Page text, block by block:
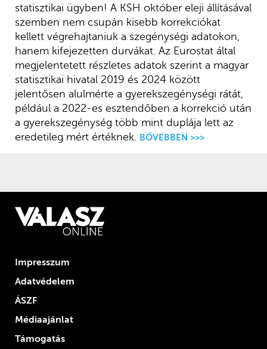
statisztikai ügyben! A KSH október eleji állításával
szemben nem csupán kisebb korrekciókat
kellett végrehajtaniuk a szegénységi adatokon,
hanem kifejezetten durvákat. Az Eurostat által
megjelentetett részletes adatok szerint a magyar
statisztikai hivatal 2019 és 2024 között
jelentősen alulmérte a gyerekszegénységi rátát,
például a 2022-es esztendőben a korrekció után
a gyerekszegénység több mint duplája lett az
eredetileg mért értéknek. BŐVEBBEN >>>
Impresszum
Adatvédelem
ÁSZF
Médiaajánlat
Támogatás